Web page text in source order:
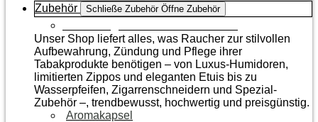
Zubehör
Schließe Zubehör Öffne Zubehör
Unser Shop liefert alles, was Raucher zur stilvollen
Aufbewahrung, Zündung und Pflege ihrer
Tabakprodukte benötigen – von Luxus-Humidoren,
limitierten Zippos und eleganten Etuis bis zu
Wasserpfeifen, Zigarrenschneidern und Spezial-
Zubehör –, trendbewusst, hochwertig und preisgünstig.
Aromakapsel